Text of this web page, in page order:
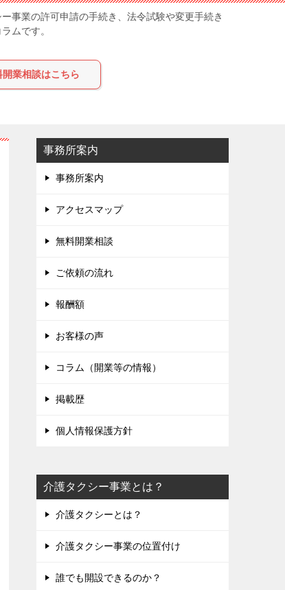
事業の許可申請の手続き、法令試験や変更手続き
ムです。
開業相談はこちら
事務所案内
事務所案内
アクセスマップ
無料開業相談
ご依頼の流れ
報酬額
お客様の声
コラム（開業等の情報）
掲載歴
個人情報保護方針
介護タクシー事業とは？
介護タクシーとは？
介護タクシー事業の位置付け
誰でも開設できるのか？